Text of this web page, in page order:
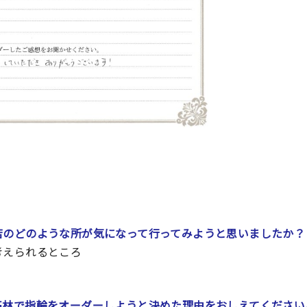
どのような所が気になって行ってみようと思いましたか？
られるところ